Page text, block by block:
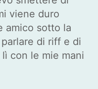
viene duro
amico sotto la
di riff e di
con le mie mani